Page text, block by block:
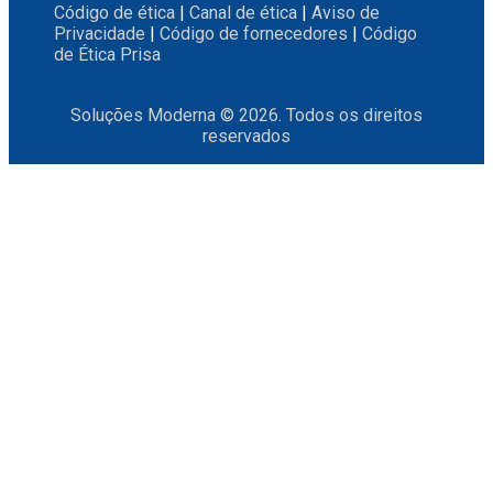
Código de ética |Canal de ética |Aviso de
Privacidade |Código de fornecedores |Código
de Ética Prisa
Soluções Moderna © 2026. Todos os direitos
reservados